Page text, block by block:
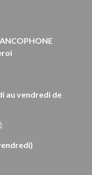
au vendredi de